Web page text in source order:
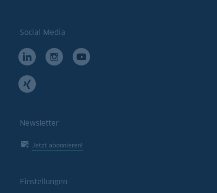
Social Media
Newsletter
Jetzt abonnieren!
Einstellungen